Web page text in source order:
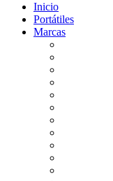
Inicio
Portátiles
Marcas